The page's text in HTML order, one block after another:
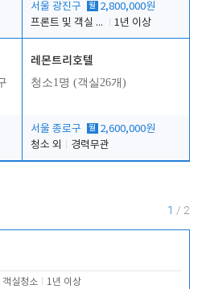
서울 광진구 월 2,800,000원
프론트 및 객실 유지 보수 업무
1년 이상
레몬트리호텔
청소1명 (객실26개)
서울 종로구 월 2,600,000원
청소 외
경력무관
1 / 2
객실청소 1년 이상